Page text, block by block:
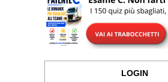
LOGIN